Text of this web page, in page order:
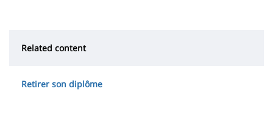
Related content
Retirer son diplôme